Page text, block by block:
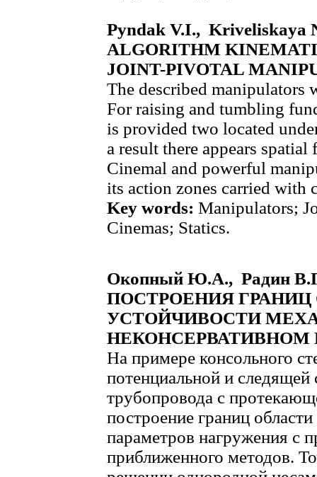
Pyndak V.I., Kriveliskaya
ALGORITHM
JOINT-PIVOTAL
The described
For raising and tumbling
is provided two located
a result there appears
Cinemal and powerful
its action zones carried with
Key words: Manipulators;
Cinemas; Statics.
Окопный Ю.А., Радин
ПОСТРОЕНИЯ ГРАНИЦ
УСТОЙЧИВОСТИ
На примере консольного
потенциальной и следящей
трубопровода с
построение границ
параметров нагружения с
приближенного методов.